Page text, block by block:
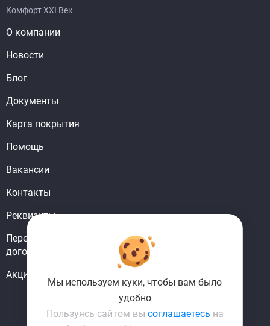
Комфорт XXI Век
О компании
Новости
Блог
Документы
Карта покрытия
Помощь
Вакансии
Контакты
Реквизиты
Перерегистрировать
договор
Акции
Мы используем куки, чтобы вам было
удобно
Пользуясь сайтом вы соглашаетесь на